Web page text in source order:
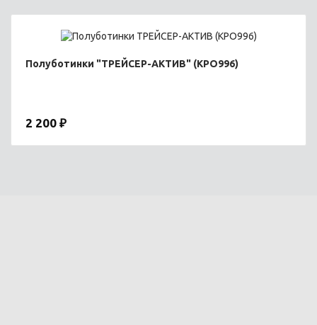
Полуботинки "ТРЕЙСЕР-АКТИВ" (КРО996)
2 200 ₽